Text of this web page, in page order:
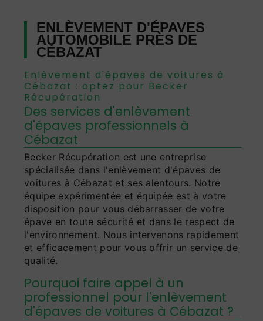
ENLÈVEMENT D'ÉPAVES
AUTOMOBILE PRÈS DE
CÉBAZAT
Enlèvement d'épaves de voitures à
Cébazat : optez pour Becker
Récupération
Des services d'enlèvement
d'épaves professionnels à
Cébazat
Becker Récupération est une entreprise
spécialisée dans l'enlèvement d'épaves de
voitures à Cébazat et ses alentours. Notre
équipe expérimentée et équipée est à votre
disposition pour vous débarrasser de votre
épave en toute sécurité et dans le respect de
l'environnement. Nous intervenons rapidement
et efficacement pour vous offrir un service de
qualité.
Pourquoi faire appel à un
professionnel pour l'enlèvement
d'épaves de voitures à Cébazat ?